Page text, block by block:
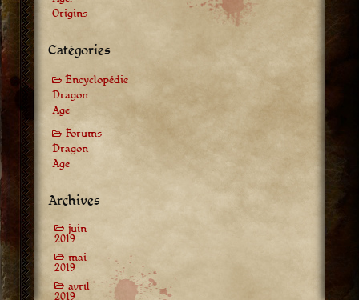
Origins
Catégories
Encyclopédie
Dragon
Age
Forums
Dragon
Age
Archives
juin
2019
mai
2019
avril
2019